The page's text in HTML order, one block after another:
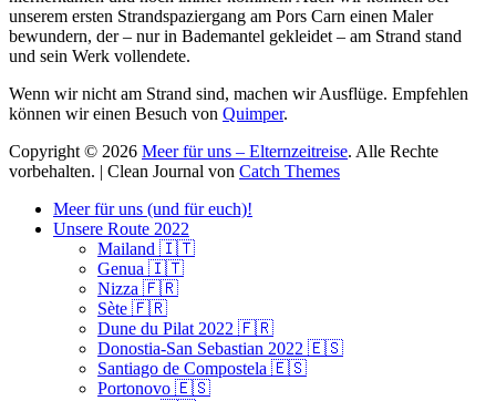
unserem ersten Strandspaziergang am Pors Carn einen Maler
bewundern, der – nur in Bademantel gekleidet – am Strand stand
und sein Werk vollendete.
Wenn wir nicht am Strand sind, machen wir Ausflüge. Empfehlen
können wir einen Besuch von Quimper.
Copyright © 2026 Meer für uns – Elternzeitreise. Alle Rechte
vorbehalten. | Clean Journal von Catch Themes
scrollenMeer für uns (und für euch)!
Unsere Route 2022
Mailand 🇮🇹
Genua 🇮🇹
Nizza 🇫🇷
Sète 🇫🇷
Dune du Pilat 2022 🇫🇷
Donostia-San Sebastian 2022 🇪🇸
Santiago de Compostela 🇪🇸
Portonovo 🇪🇸